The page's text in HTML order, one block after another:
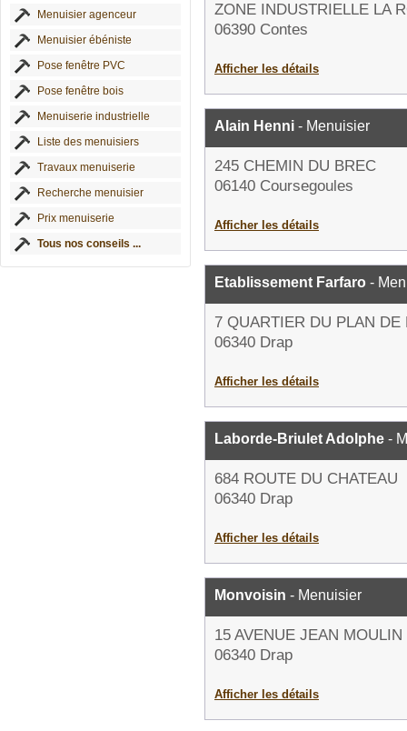
Menuisier agenceur
Menuisier ébéniste
Pose fenêtre PVC
Pose fenêtre bois
Menuiserie industrielle
Liste des menuisiers
Travaux menuiserie
Recherche menuisier
Prix menuiserie
Tous nos conseils ...
ZONE INDUSTRIELLE LA
06390 Contes
Afficher les détails
Alain Henni - Menuisier
245 CHEMIN DU BREC
06140 Coursegoules
Afficher les détails
Etablissement Farfaro -
7 QUARTIER DU PLAN DE
06340 Drap
Afficher les détails
Laborde-Briulet Adolphe -
684 ROUTE DU CHATEAU
06340 Drap
Afficher les détails
Monvoisin - Menuisier
15 AVENUE JEAN MOULIN
06340 Drap
Afficher les détails